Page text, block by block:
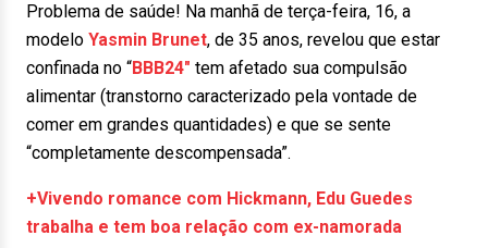
Problema de saúde! Na manhã de terça-feira, 16, a
modelo Yasmin Brunet, de 35 anos, revelou que estar
confinada no “BBB24″ tem afetado sua compulsão
alimentar (transtorno caracterizado pela vontade de
comer em grandes quantidades) e que se sente
“completamente descompensada”.
+Vivendo romance com Hickmann, Edu Guedes
trabalha e tem boa relação com ex-namorada